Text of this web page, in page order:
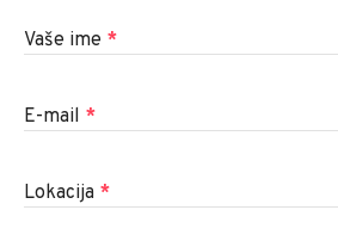
Vaše ime *
E-mail *
Lokacija *